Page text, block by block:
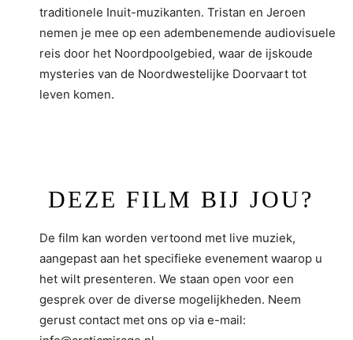
traditionele Inuit-muzikanten. Tristan en Jeroen
nemen je mee op een adembenemende audiovisuele
reis door het Noordpoolgebied, waar de ijskoude
mysteries van de Noordwestelijke Doorvaart tot
leven komen.
DEZE FILM BIJ JOU?
De film kan worden vertoond met live muziek,
aangepast aan het specifieke evenement waarop u
het wilt presenteren. We staan open voor een
gesprek over de diverse mogelijkheden. Neem
gerust contact met ons op via e-mail: